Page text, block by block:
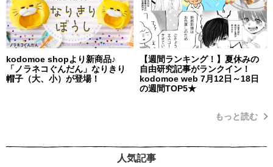
kodomoe shopより新商品♪
「ノラネコぐんだん」なりきり
帽子（大、小）が登場！
【週間ランキング！】夏休みの
自由研究記事がランクイン！
kodomoe web 7月12日～18日
の週間TOP5★
もっと読む
人気記事